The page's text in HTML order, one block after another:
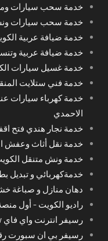
خدمة سحب سيارات
خدمة سحب سيارات
خدمة ضيافة عربية الكويت 66875552 خدمة
خدمة ضيافة عربية
خدمة غسيل سيارات
خدمة فني ستلايت
خدمة كهرباء سيارات
الاحمدي
خدمة نجار هندي فتح
خدمة نقل أثاث وعفش
خدمة ونش متنقل
خدمةكهربائي و تبديل
دهان منازل و صباغة
راديو الكويت - أول
رسيفر انترنت واي فاي iptv خدمة فني ستلايت المنقف
رسيفر بي ان سبورت